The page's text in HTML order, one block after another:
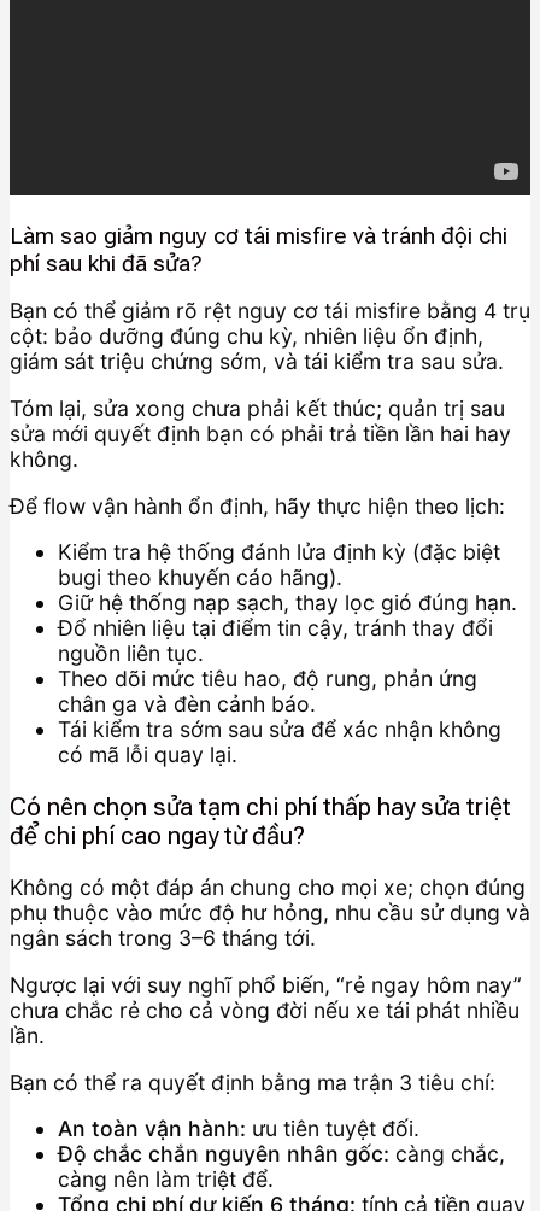
Làm sao giảm nguy cơ tái misfire và tránh đội chi
phí sau khi đã sửa?
Bạn có thể giảm rõ rệt nguy cơ tái misfire bằng 4 trụ
cột: bảo dưỡng đúng chu kỳ, nhiên liệu ổn định,
giám sát triệu chứng sớm, và tái kiểm tra sau sửa.
Tóm lại, sửa xong chưa phải kết thúc; quản trị sau
sửa mới quyết định bạn có phải trả tiền lần hai hay
không.
Để flow vận hành ổn định, hãy thực hiện theo lịch:
Kiểm tra hệ thống đánh lửa định kỳ (đặc biệt
bugi theo khuyến cáo hãng).
Giữ hệ thống nạp sạch, thay lọc gió đúng hạn.
Đổ nhiên liệu tại điểm tin cậy, tránh thay đổi
nguồn liên tục.
Theo dõi mức tiêu hao, độ rung, phản ứng
chân ga và đèn cảnh báo.
Tái kiểm tra sớm sau sửa để xác nhận không
có mã lỗi quay lại.
Có nên chọn sửa tạm chi phí thấp hay sửa triệt
để chi phí cao ngay từ đầu?
Không có một đáp án chung cho mọi xe; chọn đúng
phụ thuộc vào mức độ hư hỏng, nhu cầu sử dụng và
ngân sách trong 3–6 tháng tới.
Ngược lại với suy nghĩ phổ biến, “rẻ ngay hôm nay”
chưa chắc rẻ cho cả vòng đời nếu xe tái phát nhiều
lần.
Bạn có thể ra quyết định bằng ma trận 3 tiêu chí:
An toàn vận hành: ưu tiên tuyệt đối.
Độ chắc chắn nguyên nhân gốc: càng chắc,
càng nên làm triệt để.
Tổng chi phí dự kiến 6 tháng: tính cả tiền quay